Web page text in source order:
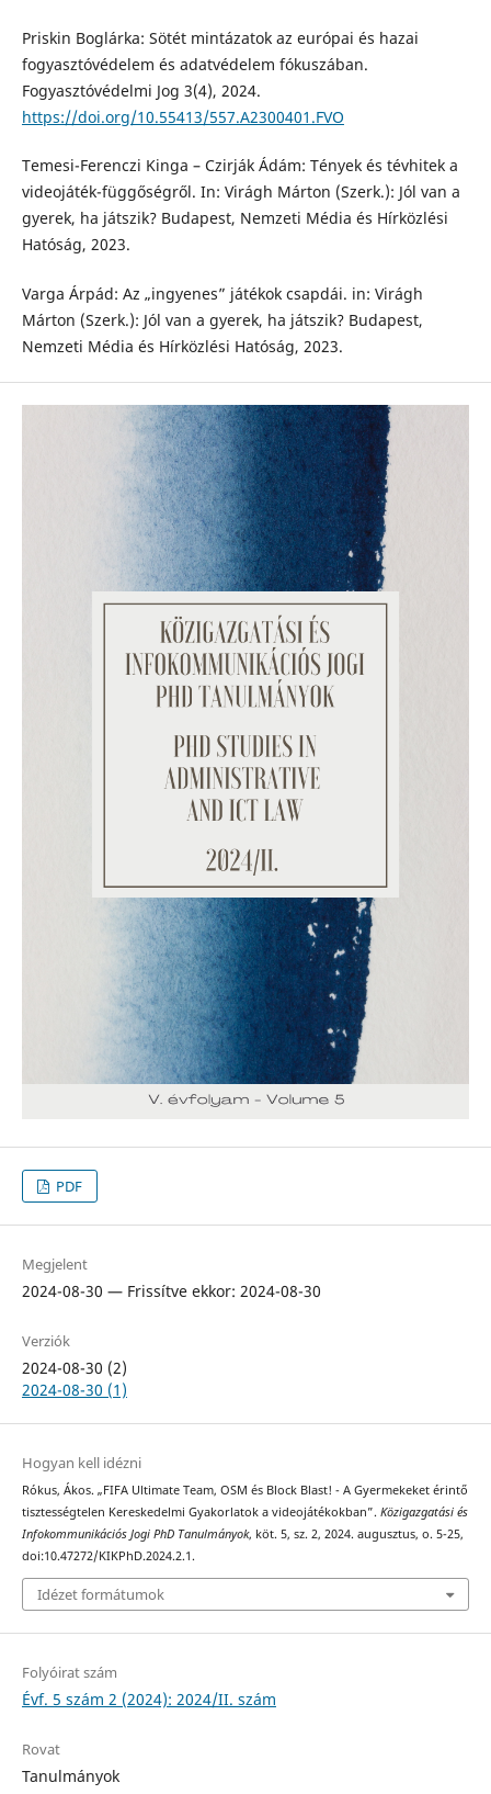
Priskin Boglárka: Sötét mintázatok az európai és hazai
fogyasztóvédelem és adatvédelem fókuszában.
Fogyasztóvédelmi Jog 3(4), 2024.
https://doi.org/10.55413/557.A2300401.FVO
Temesi-Ferenczi Kinga – Czirják Ádám: Tények és tévhitek a
videojáték-függőségről. In: Virágh Márton (Szerk.): Jól van a
gyerek, ha játszik? Budapest, Nemzeti Média és Hírközlési
Hatóság, 2023.
Varga Árpád: Az „ingyenes” játékok csapdái. in: Virágh
Márton (Szerk.): Jól van a gyerek, ha játszik? Budapest,
Nemzeti Média és Hírközlési Hatóság, 2023.
PDF
Megjelent
2024-08-30 — Frissítve ekkor: 2024-08-30
Verziók
2024-08-30 (2)
2024-08-30 (1)
Hogyan kell idézni
Rókus, Ákos. „FIFA Ultimate Team, OSM és Block Blast! - A Gyermekeket érintő
tisztességtelen Kereskedelmi Gyakorlatok a videojátékokban”. Közigazgatási és
Infokommunikációs Jogi PhD Tanulmányok, köt. 5, sz. 2, 2024. augusztus, o. 5-25,
doi:10.47272/KIKPhD.2024.2.1.
Idézet formátumok
Folyóirat szám
Évf. 5 szám 2 (2024): 2024/II. szám
Rovat
Tanulmányok